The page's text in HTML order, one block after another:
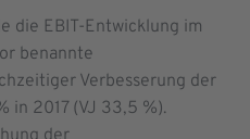
die EBIT-Entwicklung im
benannte
Verbesserung der
in 2017 (VJ 33,5 %).